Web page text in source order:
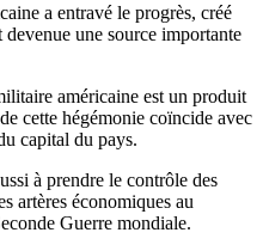
a entravé le progrès, créé
devenue une source importante
américaine est un produit
cette hégémonie coïncide avec
capital du pays.
à prendre le contrôle des
artères économiques au
Guerre mondiale.